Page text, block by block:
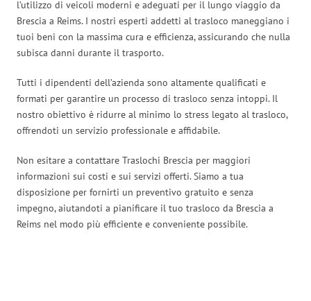
l’utilizzo di veicoli moderni e adeguati per il lungo viaggio da
Brescia a Reims. I nostri esperti addetti al trasloco maneggiano i
tuoi beni con la massima cura e efficienza, assicurando che nulla
subisca danni durante il trasporto.
Tutti i dipendenti dell’azienda sono altamente qualificati e
formati per garantire un processo di trasloco senza intoppi. Il
nostro obiettivo è ridurre al minimo lo stress legato al trasloco,
offrendoti un servizio professionale e affidabile.
Non esitare a contattare Traslochi Brescia per maggiori
informazioni sui costi e sui servizi offerti. Siamo a tua
disposizione per fornirti un preventivo gratuito e senza
impegno, aiutandoti a pianificare il tuo trasloco da Brescia a
Reims nel modo più efficiente e conveniente possibile.